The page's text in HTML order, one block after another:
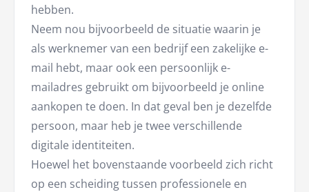
hebben.
Neem nou bijvoorbeeld de situatie waarin je
als werknemer van een bedrijf een zakelijke e-
mail hebt, maar ook een persoonlijk e-
mailadres gebruikt om bijvoorbeeld je online
aankopen te doen. In dat geval ben je dezelfde
persoon, maar heb je twee verschillende
digitale identiteiten.
Hoewel het bovenstaande voorbeeld zich richt
op een scheiding tussen professionele en